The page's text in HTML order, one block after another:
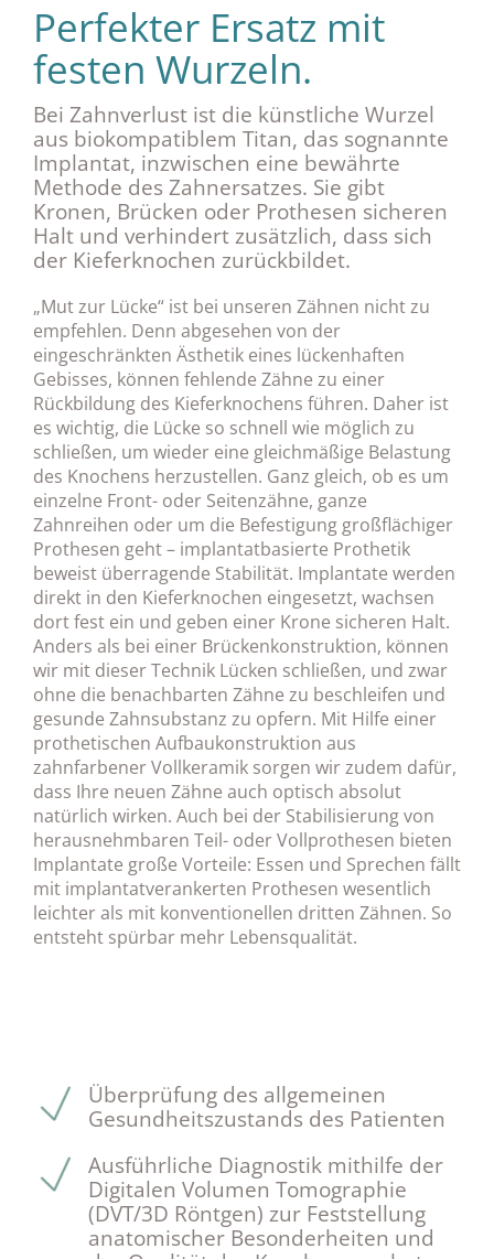
Perfekter Ersatz mit
festen Wurzeln.
Bei Zahnverlust ist die künstliche Wurzel
aus biokompatiblem Titan, das sognannte
Implantat, inzwischen eine bewährte
Methode des Zahnersatzes. Sie gibt
Kronen, Brücken oder Prothesen sicheren
Halt und verhindert zusätzlich, dass sich
der Kieferknochen zurückbildet.
„Mut zur Lücke“ ist bei unseren Zähnen nicht zu
empfehlen. Denn abgesehen von der
eingeschränkten Ästhetik eines lückenhaften
Gebisses, können fehlende Zähne zu einer
Rückbildung des Kieferknochens führen. Daher ist
es wichtig, die Lücke so schnell wie möglich zu
schließen, um wieder eine gleichmäßige Belastung
des Knochens herzustellen. Ganz gleich, ob es um
einzelne Front- oder Seitenzähne, ganze
Zahnreihen oder um die Befestigung großflächiger
Prothesen geht – implantatbasierte Prothetik
beweist überragende Stabilität. Implantate werden
direkt in den Kieferknochen eingesetzt, wachsen
dort fest ein und geben einer Krone sicheren Halt.
Anders als bei einer Brückenkonstruktion, können
wir mit dieser Technik Lücken schließen, und zwar
ohne die benachbarten Zähne zu beschleifen und
gesunde Zahnsubstanz zu opfern. Mit Hilfe einer
prothetischen Aufbaukonstruktion aus
zahnfarbener Vollkeramik sorgen wir zudem dafür,
dass Ihre neuen Zähne auch optisch absolut
natürlich wirken. Auch bei der Stabilisierung von
herausnehmbaren Teil- oder Vollprothesen bieten
Implantate große Vorteile: Essen und Sprechen fällt
mit implantatverankerten Prothesen wesentlich
leichter als mit konventionellen dritten Zähnen. So
entsteht spürbar mehr Lebensqualität.
Überprüfung des allgemeinen
Gesundheitszustands des Patienten
Ausführliche Diagnostik mithilfe der
Digitalen Volumen Tomographie
(DVT/3D Röntgen) zur Feststellung
anatomischer Besonderheiten und